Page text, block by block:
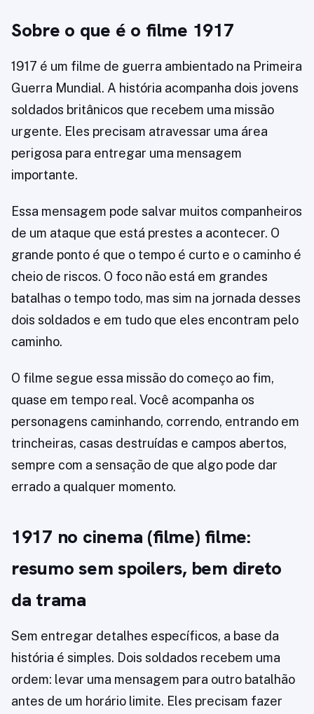
Sobre o que é o filme 1917
1917 é um filme de guerra ambientado na Primeira
Guerra Mundial. A história acompanha dois jovens
soldados britânicos que recebem uma missão
urgente. Eles precisam atravessar uma área
perigosa para entregar uma mensagem
importante.
Essa mensagem pode salvar muitos companheiros
de um ataque que está prestes a acontecer. O
grande ponto é que o tempo é curto e o caminho é
cheio de riscos. O foco não está em grandes
batalhas o tempo todo, mas sim na jornada desses
dois soldados e em tudo que eles encontram pelo
caminho.
O filme segue essa missão do começo ao fim,
quase em tempo real. Você acompanha os
personagens caminhando, correndo, entrando em
trincheiras, casas destruídas e campos abertos,
sempre com a sensação de que algo pode dar
errado a qualquer momento.
1917 no cinema (filme) filme:
resumo sem spoilers, bem direto
da trama
Sem entregar detalhes específicos, a base da
história é simples. Dois soldados recebem uma
ordem: levar uma mensagem para outro batalhão
antes de um horário limite. Eles precisam fazer